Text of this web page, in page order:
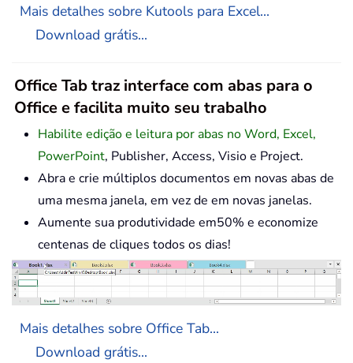
Mais detalhes sobre Kutools para Excel...
Download grátis...
Office Tab traz interface com abas para o
Office e facilita muito seu trabalho
Habilite edição e leitura por abas no Word, Excel,
PowerPoint, Publisher, Access, Visio e Project.
Abra e crie múltiplos documentos em novas abas de
uma mesma janela, em vez de em novas janelas.
Aumente sua produtividade em50% e economize
centenas de cliques todos os dias!
Mais detalhes sobre Office Tab...
Download grátis...